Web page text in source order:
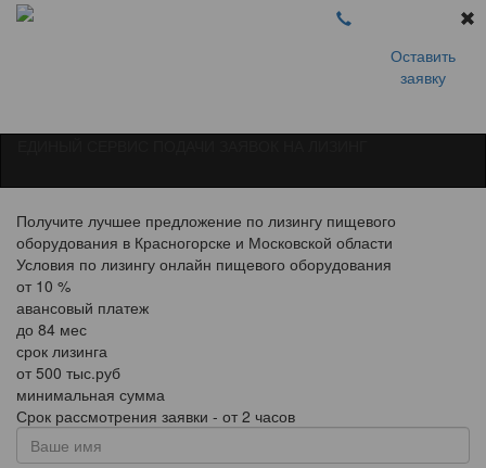
Оставить
заявку
Получите лучшее предложение по лизингу пищевого
оборудования в Красногорске и Московской области
Условия по лизингу онлайн пищевого оборудования
от 10 %
авансовый платеж
до 84 мес
срок лизинга
от 500 тыс.руб
минимальная сумма
Срок рассмотрения заявки - от 2 часов